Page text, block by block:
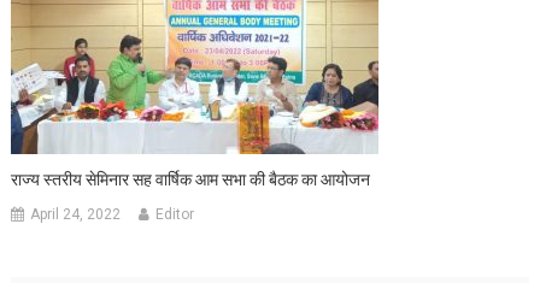
राज्‍य स्‍तरीय सेमिनार सह वार्षिक आम सभा की बैठक का आयोजन
April 24, 2022 Editor